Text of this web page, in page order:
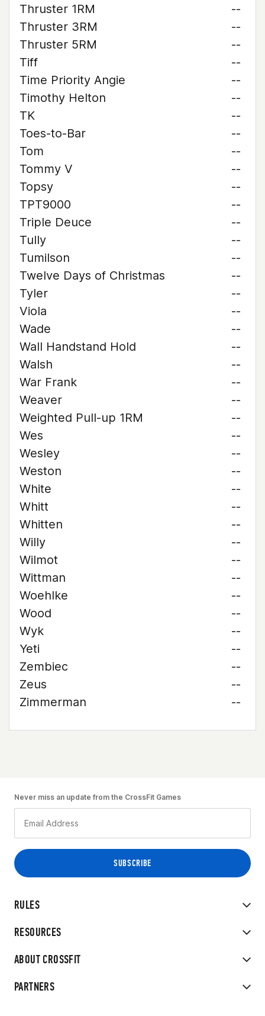
Thruster 1RM
--
Thruster 3RM
--
Thruster 5RM
--
Tiff
--
Time Priority Angie
--
Timothy Helton
--
TK
--
Toes-to-Bar
--
Tom
--
Tommy V
--
Topsy
--
TPT9000
--
Triple Deuce
--
Tully
--
Tumilson
--
Twelve Days of Christmas
--
Tyler
--
Viola
--
Wade
--
Wall Handstand Hold
--
Walsh
--
War Frank
--
Weaver
--
Weighted Pull-up 1RM
--
Wes
--
Wesley
--
Weston
--
White
--
Whitt
--
Whitten
--
Willy
--
Wilmot
--
Wittman
--
Woehlke
--
Wood
--
Wyk
--
Yeti
--
Zembiec
--
Zeus
--
Zimmerman
--
RULES
RESOURCES
ABOUT CROSSFIT
PARTNERS
Never miss an update from the CrossFit Games